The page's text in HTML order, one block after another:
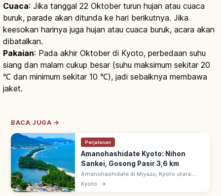
Cuaca: Jika tanggal 22 Oktober turun hujan atau cuaca
buruk, parade akan ditunda ke hari berikutnya. Jika
keesokan harinya juga hujan atau cuaca buruk, acara akan
dibatalkan.
Pakaian: Pada akhir Oktober di Kyoto, perbedaan suhu
siang dan malam cukup besar (suhu maksimum sekitar 20
℃ dan minimum sekitar 10 ℃), jadi sebaiknya membawa
jaket.
BACA JUGA →
Perjalanan
Amanohashidate Kyoto: Nihon
Sankei, Gosong Pasir 3,6 km
Amanohashidate di Miyazu, Kyoto utara:
salah satu Nihon Sankei. Gosong pasir 3,6
km, ~6.700 pinus memisahkan Teluk Miyazu
Kyoto →